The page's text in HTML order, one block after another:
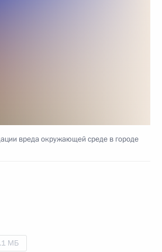
вреда окружающей среде в городе
МБ